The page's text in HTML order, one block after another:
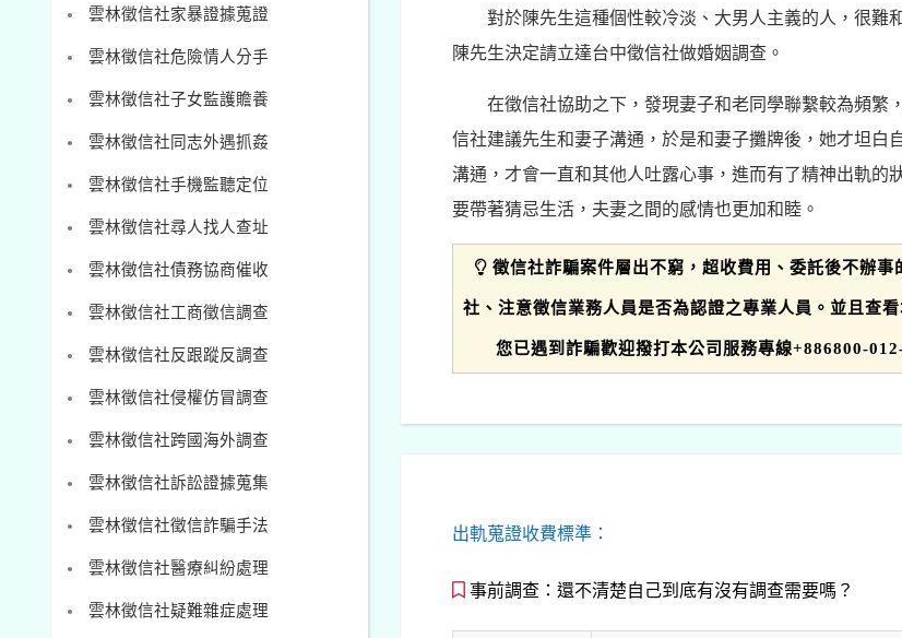
對於陳先生這種個性較冷淡、大男人主義的人，很難
陳先生決定請立達台中徵信社做婚姻調查。
在徵信社協助之下，發現妻子和老同學聯繫較為頻繁
信社建議先生和妻子溝通，於是和妻子攤牌後，她才坦白
溝通，才會一直和其他人吐露心事，進而有了精神出軌
要帶著猜忌生活，夫妻之間的感情也更加和睦。
徵信社詐騙案件層出不窮，超收費用、委託後不辦
社、注意徵信業務人員是否為認證之專業人員。並且查
您已遇到詐騙歡迎撥打本公司服務專線+886800-
出軌蒐證收費標準：
事前調查：還不清楚自己到底有沒有調查需要嗎？
雲林徵信社家暴證據蒐證
雲林徵信社危險情人分手
雲林徵信社子女監護贍養
雲林徵信社同志外遇抓姦
雲林徵信社手機監聽定位
雲林徵信社尋人找人查址
雲林徵信社債務協商催收
雲林徵信社工商徵信調查
雲林徵信社反跟蹤反調查
雲林徵信社侵權仿冒調查
雲林徵信社跨國海外調查
雲林徵信社訴訟證據蒐集
雲林徵信社徵信詐騙手法
雲林徵信社醫療糾紛處理
雲林徵信社疑難雜症處理